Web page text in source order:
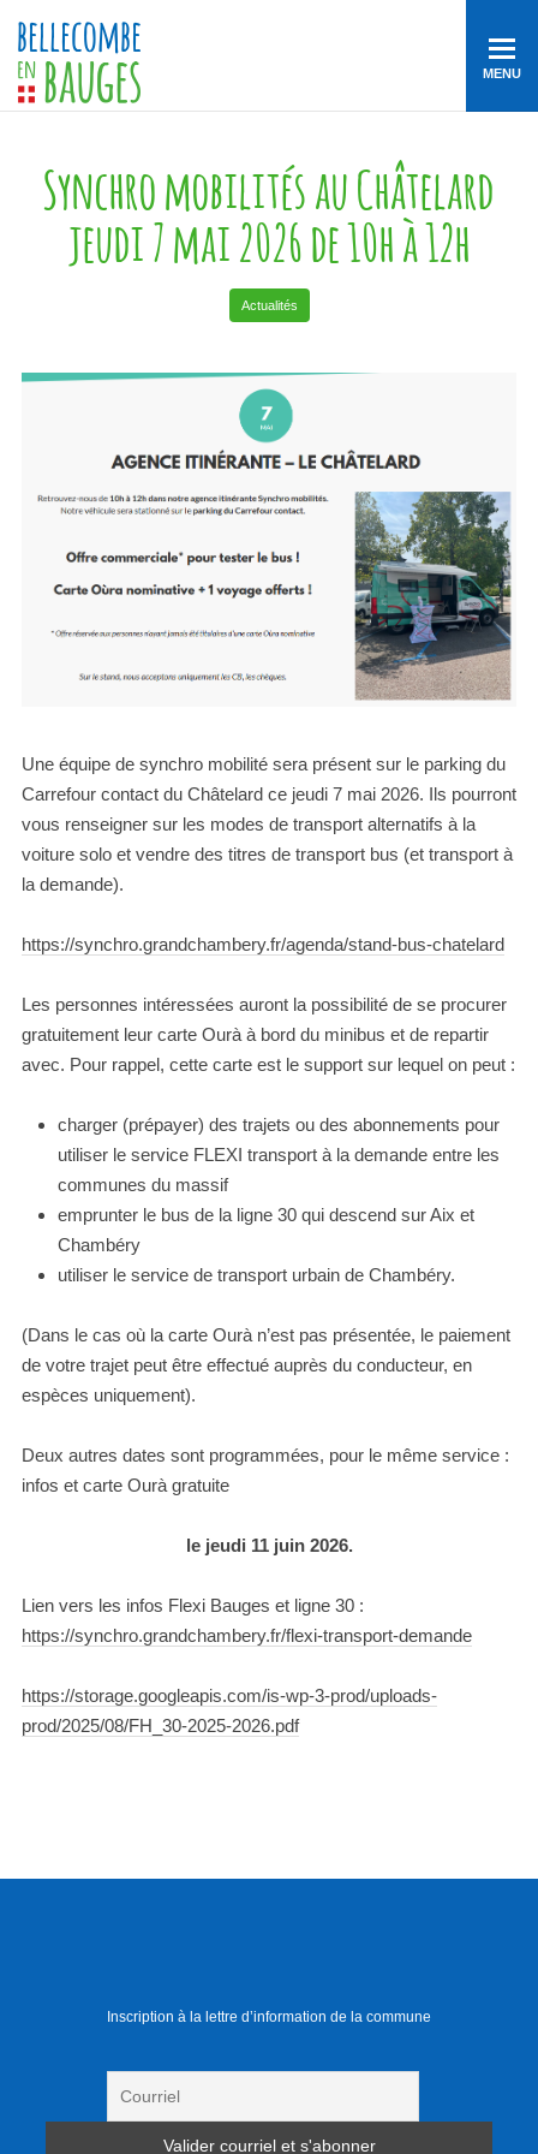
MENU
Synchro mobilités au Châtelard
jeudi 7 mai 2026 de 10h à 12h
Actualités
Une équipe de synchro mobilité sera présent sur le parking du
Carrefour contact du Châtelard ce jeudi 7 mai 2026. Ils pourront
vous renseigner sur les modes de transport alternatifs à la
voiture solo et vendre des titres de transport bus (et transport à
la demande).
https://synchro.grandchambery.fr/agenda/stand-bus-chatelard
Les personnes intéressées auront la possibilité de se procurer
gratuitement leur carte Ourà à bord du minibus et de repartir
avec. Pour rappel, cette carte est le support sur lequel on peut :
charger (prépayer) des trajets ou des abonnements pour
utiliser le service FLEXI transport à la demande entre les
communes du massif
emprunter le bus de la ligne 30 qui descend sur Aix et
Chambéry
utiliser le service de transport urbain de Chambéry.
(Dans le cas où la carte Ourà n’est pas présentée, le paiement
de votre trajet peut être effectué auprès du conducteur, en
espèces uniquement).
Deux autres dates sont programmées, pour le même service :
infos et carte Ourà gratuite
le jeudi 11 juin 2026.
Lien vers les infos Flexi Bauges et ligne 30 :
https://synchro.grandchambery.fr/flexi-transport-demande
https://storage.googleapis.com/is-wp-3-prod/uploads-
prod/2025/08/FH_30-2025-2026.pdf
Inscription à la lettre d’information de la commune